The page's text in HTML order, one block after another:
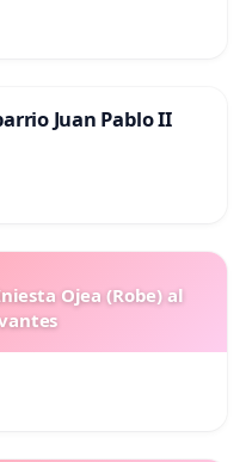
Juan Pablo II
Ojea (Robe) al